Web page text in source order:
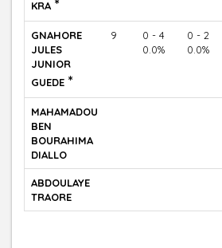
KRA *
GNAHORE
JULES
JUNIOR
GUEDE *
9
0 - 4
0.0%
0 - 2
0.0%
MAHAMADOU
BEN
BOURAHIMA
DIALLO
ABDOULAYE
TRAORE